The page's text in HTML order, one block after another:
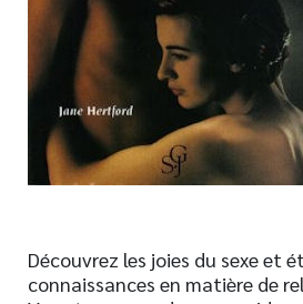
Nouveautés
Numérique
Livres audio
Meilleurs vendeurs
Page vedette
À PROPOS
Découvrez les joies du sexe et
connaissances en matière de